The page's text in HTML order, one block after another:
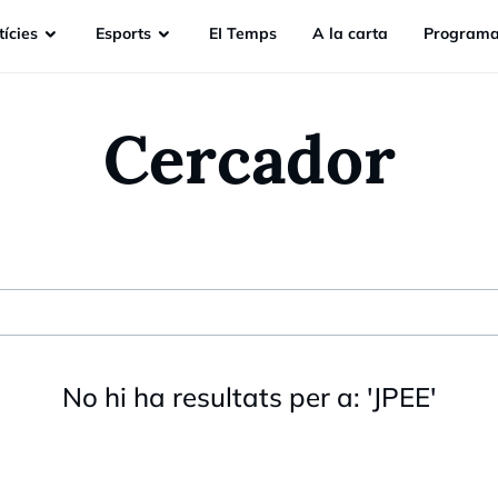
Esports EI Temps A la carta
Cercador
No hi ha resultats per a: 'JPEE'